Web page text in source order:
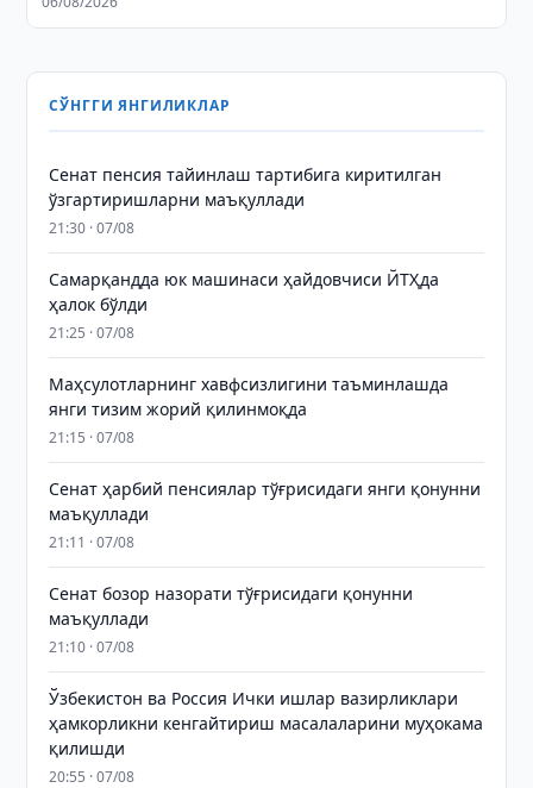
СЎНГГИ ЯНГИЛИКЛАР
Сенат пенсия тайинлаш тартибига киритилган
ўзгартиришларни маъқуллади
21:30 · 07/08
Самарқандда юк машинаси ҳайдовчиси ЙТҲда
ҳалок бўлди
21:25 · 07/08
Маҳсулотларнинг хавфсизлигини таъминлашда
янги тизим жорий қилинмоқда
21:15 · 07/08
Сенат ҳарбий пенсиялар тўғрисидаги янги қонунни
маъқуллади
21:11 · 07/08
Сенат бозор назорати тўғрисидаги қонунни
маъқуллади
21:10 · 07/08
Ўзбекистон ва Россия Ички ишлар вазирликлари
ҳамкорликни кенгайтириш масалаларини муҳокама
қилишди
20:55 · 07/08